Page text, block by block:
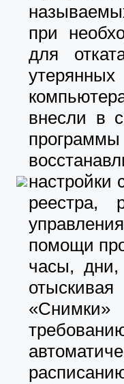
при
для
внесли в
настройки
реестра,
помощи
часы,